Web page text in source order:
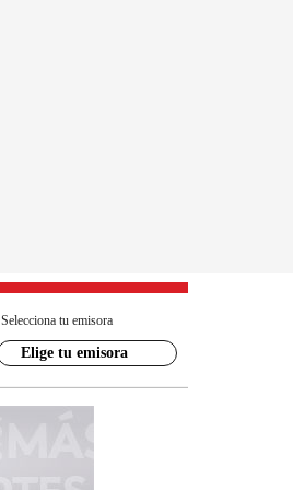
Selecciona tu emisora
Elige tu emisora